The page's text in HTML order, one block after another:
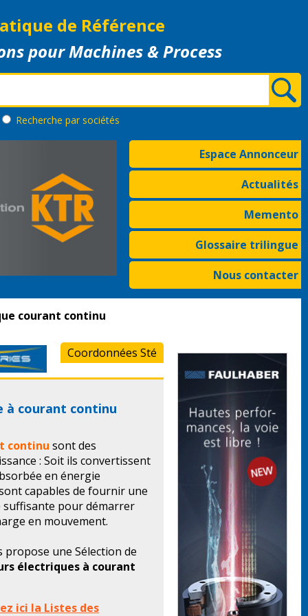
de Référence
pour Machines & Process
Recherche par sociétés
Espace Annonceur
Actualités
Memento
Glossaire trilingue
Nous contacter
courant continu
Coordonnées Sté
à courant continu
continu sont des
: Soit ils convertissent
en énergie
capables de fournir une
suffisante pour démarrer
en mouvement.
propose une Sélection de
électriques à courant
ici la Listes des